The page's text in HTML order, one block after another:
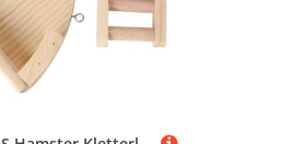
gezielt Leitern von anderen
in bestimmten
nach reduzierten
Lassen Sie sich inspirieren -